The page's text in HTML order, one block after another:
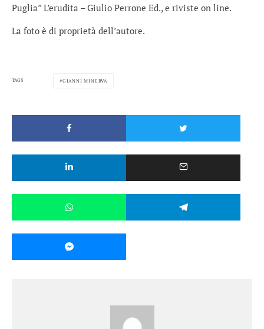
Puglia” L’erudita – Giulio Perrone Ed., e riviste on line.
La foto è di proprietà dell’autore.
TAGS GIANNI MINERVA